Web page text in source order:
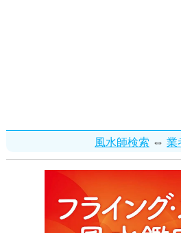
風水師検索 ⇔ 業